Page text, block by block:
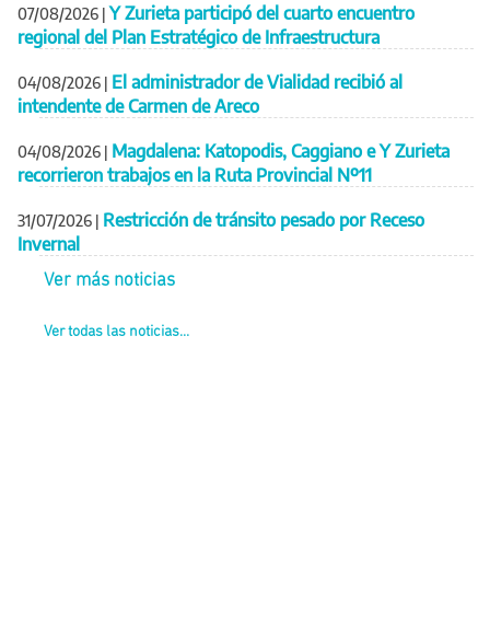
07/08/2026 | Y Zurieta participó del cuarto encuentro
regional del Plan Estratégico de Infraestructura
04/08/2026 | El administrador de Vialidad recibió al
intendente de Carmen de Areco
04/08/2026 | Magdalena: Katopodis, Caggiano e Y Zurieta
recorrieron trabajos en la Ruta Provincial Nº11
31/07/2026 | Restricción de tránsito pesado por Receso
Invernal
Ver más noticias
Ver todas las noticias...